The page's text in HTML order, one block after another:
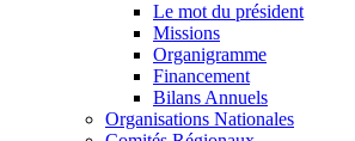
Le mot du président
Missions
Organigramme
Financement
Bilans Annuels
Organisations Nationales